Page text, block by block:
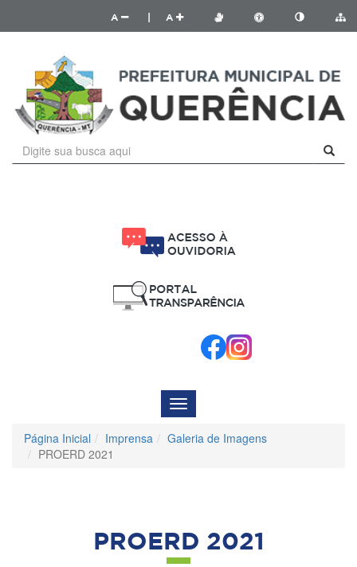
A A
Menu
de
Navegação
Página Inicial Imprensa
Galeria de Imagens
PROERD 2021
PROERD 2021